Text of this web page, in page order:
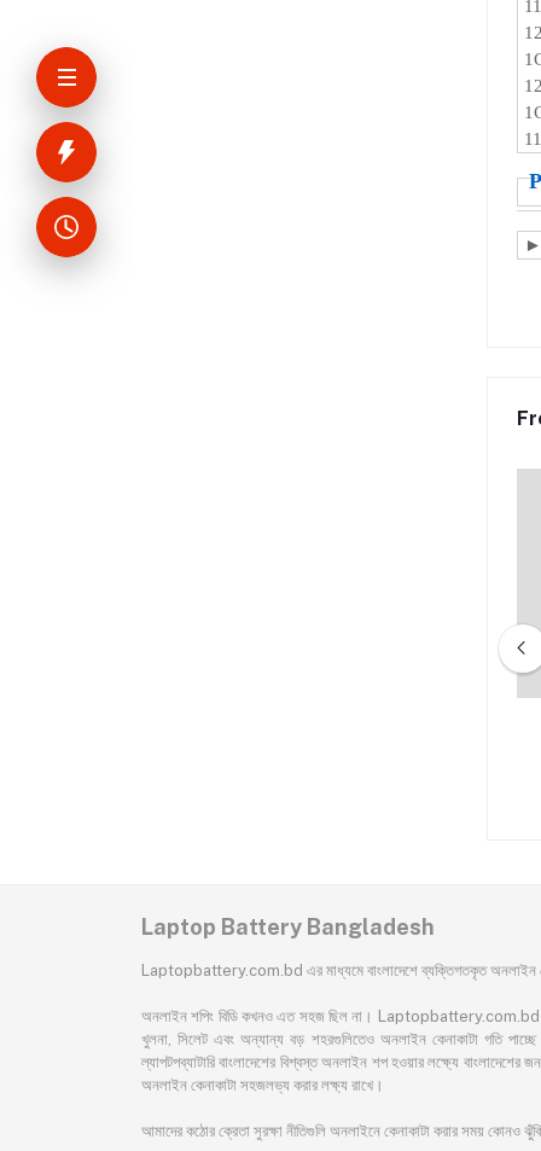
►
Laptop Battery Bangladesh
Laptopbattery.com.bd এর মাধ্যমে বাংলাদেশে ব্যক্তিগতকৃত অনলাইন
অনলাইন শপিং বিডি কখনও এত সহজ ছিল না। Laptopbattery.com.bd
খুলনা, সিলেট এবং অন্যান্য বড় শহরগুলিতেও অনলাইন কেনাকাটা গতি
ল্যাপটপব্যাটারি বাংলাদেশের বিশ্বস্ত অনলাইন শপ হওয়ার লক্ষ্যে
অনলাইন কেনাকাটা সহজলভ্য করার লক্ষ্য রাখে।
আমাদের কঠোর ক্রেতা সুরক্ষা নীতিগুলি অনলাইনে কেনাকাটা করার সময় কোনও